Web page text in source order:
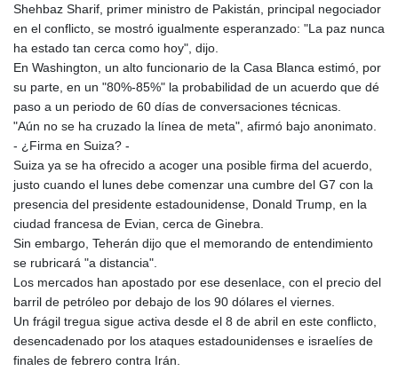
KZT 540.233287
LAK 26025.676609
LBP
103223.017367
LKR 386.635196
LRD 208.057415
LSL 18.726567
LVL 0.699335
LYD 7.331909
MAD 10.743067
MDL 20.044751
MGA 4918.938878
MMK 2427.596601
MNT 4159.0218
MOP 9.314584
MRU 46.338424
Shehbaz Sharif, primer ministro de Pakistán, principal negociador
en el conflicto, se mostró igualmente esperanzado: "La paz nunca
ha estado tan cerca como hoy", dijo.
En Washington, un alto funcionario de la Casa Blanca estimó, por
su parte, en un "80%-85%" la probabilidad de un acuerdo que dé
paso a un periodo de 60 días de conversaciones técnicas.
"Aún no se ha cruzado la línea de meta", afirmó bajo anonimato.
- ¿Firma en Suiza? -
Suiza ya se ha ofrecido a acoger una posible firma del acuerdo,
justo cuando el lunes debe comenzar una cumbre del G7 con la
presencia del presidente estadounidense, Donald Trump, en la
ciudad francesa de Evian, cerca de Ginebra.
Sin embargo, Teherán dijo que el memorando de entendimiento
se rubricará "a distancia".
Los mercados han apostado por ese desenlace, con el precio del
barril de petróleo por debajo de los 90 dólares el viernes.
Un frágil tregua sigue activa desde el 8 de abril en este conflicto,
desencadenado por los ataques estadounidenses e israelíes de
finales de febrero contra Irán.